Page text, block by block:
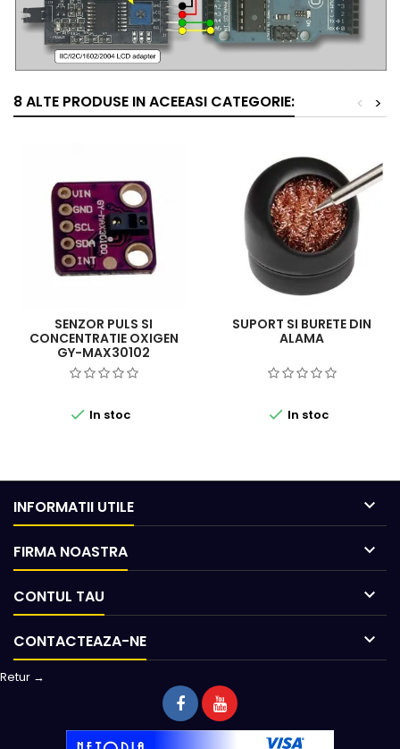
8 ALTE PRODUSE IN ACEEASI CATEGORIE: >
<
SENZOR PULS SI
CONCENTRATIE OXIGEN
GY-MAX30102
 In stoc
SUPORT SI BURETE DIN
ALAMA
 In stoc
INFORMATII UTILE 
FIRMA NOASTRA 
CONTUL TAU 
CONTACTEAZA-NE 
Retur →